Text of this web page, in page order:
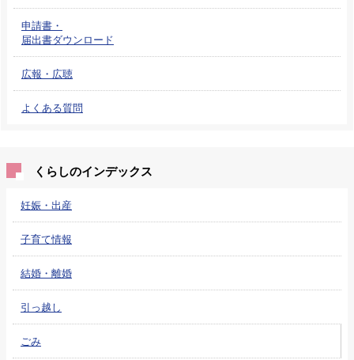
申請書・
届出書ダウンロード
広報・広聴
よくある質問
くらしのインデックス
妊娠・出産
子育て情報
結婚・離婚
引っ越し
ごみ